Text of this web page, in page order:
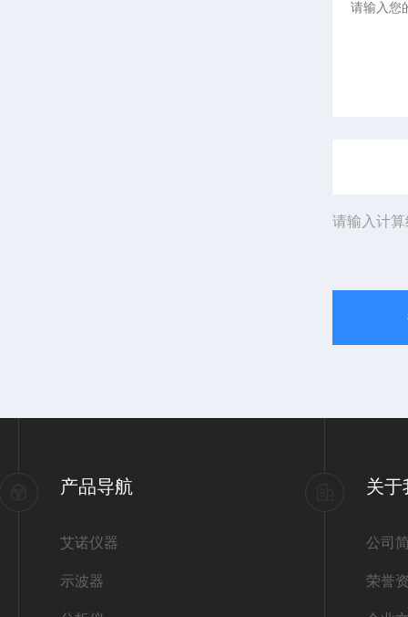
请输入计
产品导航
艾诺仪器
示波器
关于
公司
荣誉